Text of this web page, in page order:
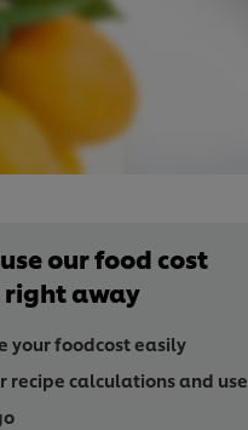
our food cost
away
your foodcost easily
recipe calculations and use